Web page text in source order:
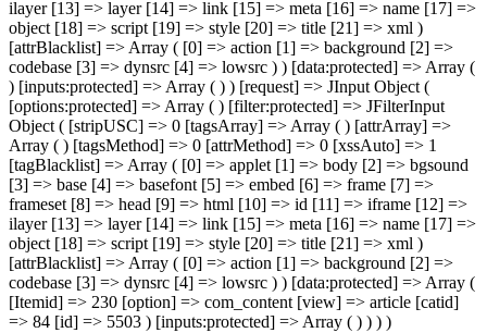
ilayer [13] => layer [14] => link [15] => meta [16] => name [17] =>
object [18] => script [19] => style [20] => title [21] => xml )
[attrBlacklist] => Array ( [0] => action [1] => background [2] =>
codebase [3] => dynsrc [4] => lowsrc ) ) [data:protected] => Array (
) [inputs:protected] => Array ( ) ) [request] => JInput Object (
[options:protected] => Array ( ) [filter:protected] => JFilterInput
Object ( [stripUSC] => 0 [tagsArray] => Array ( ) [attrArray] =>
Array ( ) [tagsMethod] => 0 [attrMethod] => 0 [xssAuto] => 1
[tagBlacklist] => Array ( [0] => applet [1] => body [2] => bgsound
[3] => base [4] => basefont [5] => embed [6] => frame [7] =>
frameset [8] => head [9] => html [10] => id [11] => iframe [12] =>
ilayer [13] => layer [14] => link [15] => meta [16] => name [17] =>
object [18] => script [19] => style [20] => title [21] => xml )
[attrBlacklist] => Array ( [0] => action [1] => background [2] =>
codebase [3] => dynsrc [4] => lowsrc ) ) [data:protected] => Array (
[Itemid] => 230 [option] => com_content [view] => article [catid]
=> 84 [id] => 5503 ) [inputs:protected] => Array ( ) ) ) )